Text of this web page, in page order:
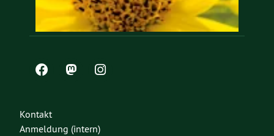
Kontakt
Anmeldung (intern)